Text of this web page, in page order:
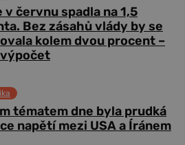
v červnu spadla na 1,5
Bez zásahů vlády by se
kolem dvou procent –
tématem dne byla prudká
napětí mezi USA a Íránem